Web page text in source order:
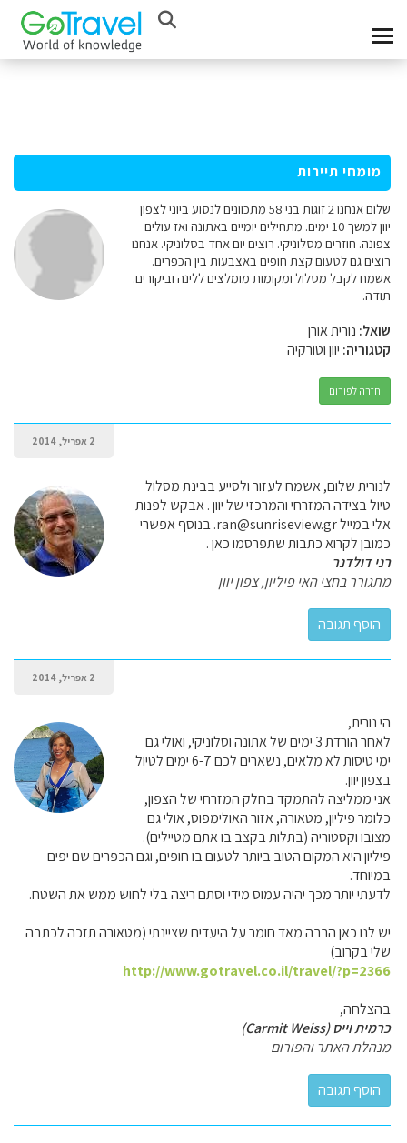
מומחי תיירות
שלום אנחנו 2 זוגות בני 58 מתכוונים לנסוע ביוני לצפון
יוון למשך 10 ימים. מתחילים יומיים באתונה ואז עולים
צפונה. חוזרים מסלוניקי. רוצים יום אחד בסלוניקי. אנחנו
רוצים גם לטעום קצת חופים באצבעות בין הכפרים.
אשמח לקבל מסלול ומקומות מומלצים ללינה וביקורים.
תודה.
שואל: נורית אורן
קטגוריה: יוון וטורקיה
חזרה לפורום
2 אפריל, 2014
לנורית שלום, אשמח לעזור ולסייע בבינת מסלול
טיול בצידה המזרחי והמרכזי של יוון . אבקש לפנות
אלי במייל ran@sunriseview.gr. בנוסף אפשרי
כמובן לקרוא כתבות שתפרסמו כאן .
רני דולדנר
מתגורר בחצי האי פיליון, צפון יוון
2 אפריל, 2014
הי נורית,
לאחר הורדת 3 ימים של אתונה וסלוניקי, ואולי גם
ימי טיסות לא מלאים, נשארים לכם 6-7 ימים לטיול
בצפון יוון.
אני ממליצה להתמקד בחלק המזרחי של הצפון,
כלומר פיליון, מטאורה, אזור האולימפוס, אולי גם
מצובו וקסטוריה (בתלות בקצב בו אתם מטיילים).
פיליון היא המקום הטוב ביותר לטעום בו חופים, וגם הכפרים שם יפים
במיוחד.
לדעתי יותר מכך יהיה עמוס מידי וסתם ריצה בלי לחוש ממש את השטח.
יש לנו כאן הרבה מאד חומר על היעדים שציינתי (מטאורה תזכה לכתבה
שלי בקרוב)
http://www.gotravel.co.il/travel/?p=2366
בהצלחה,
כרמית וייס (Carmit Weiss)
מנהלת האתר והפורום